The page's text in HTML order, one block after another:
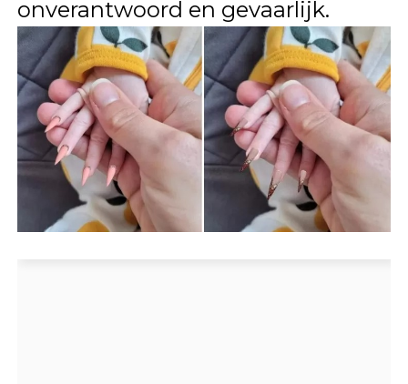
onverantwoord en gevaarlijk.